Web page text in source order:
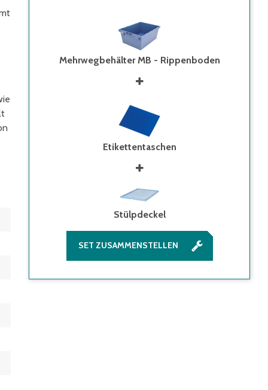
Mehrwegbehälter MB - Rippenboden
Etikettentaschen
Stülpdeckel
SET ZUSAMMENSTELLEN